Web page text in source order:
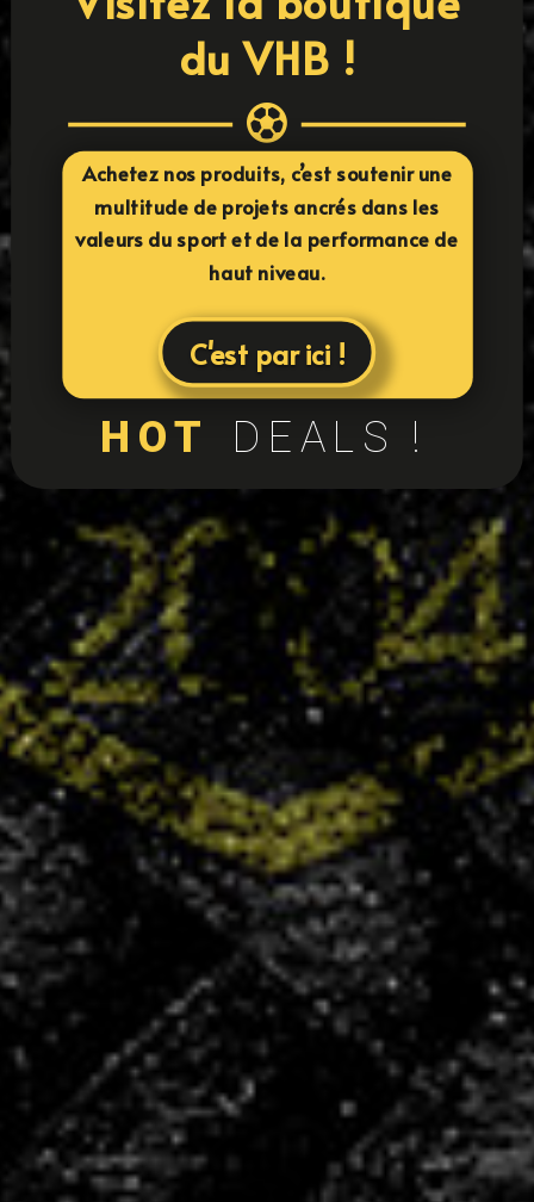
du VHB !

Achetez nos produits, c’est soutenir une
multitude de projets ancrés dans les
valeurs du sport et de la performance de
haut niveau.
C'est par ici !
HOT DEALS !
24
équipes
+400
licenciés
+100
partenaires
50
bénévoles